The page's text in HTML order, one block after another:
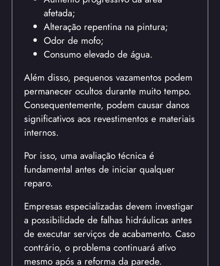
afetada;
Alteração repentina na pintura;
Odor de mofo;
Consumo elevado de água.
Além disso, pequenos vazamentos podem
permanecer ocultos durante muito tempo.
Consequentemente, podem causar danos
significativos aos revestimentos e materiais
internos.
Por isso, uma avaliação técnica é
fundamental antes de iniciar qualquer
reparo.
Empresas especializadas devem investigar
a possibilidade de falhas hidráulicas antes
de executar serviços de acabamento. Caso
contrário, o problema continuará ativo
mesmo após a reforma da parede.